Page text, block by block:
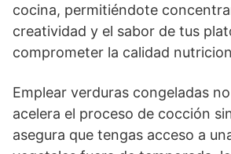
cocina, permitiéndote
creatividad y el sabor de tus
comprometer la calidad
Emplear verduras congeladas
acelera el proceso de cocción
asegura que tengas acceso a